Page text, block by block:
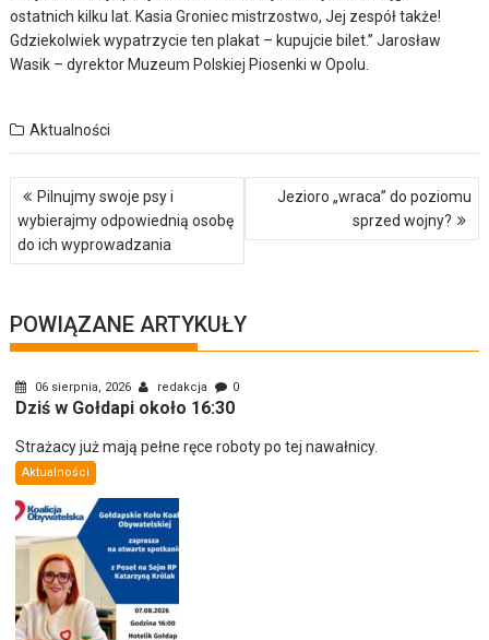
ostatnich kilku lat. Kasia Groniec mistrzostwo, Jej zespół także!
Gdziekolwiek wypatrzycie ten plakat – kupujcie bilet.” Jarosław
Wasik – dyrektor Muzeum Polskiej Piosenki w Opolu.
Aktualności
Nawigacja
wpisu
Pilnujmy swoje psy i
wybierajmy odpowiednią osobę
do ich wyprowadzania
Jezioro „wraca” do poziomu
sprzed wojny?
POWIĄZANE ARTYKUŁY
06 sierpnia, 2026 redakcja 0
Dziś w Gołdapi około 16:30
Strażacy już mają pełne ręce roboty po tej nawałnicy.
Aktualności